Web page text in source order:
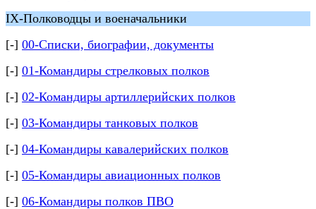
IX-Полководцы и военачальники
[-] 00-Списки, биографии, документы
[-] 01-Командиры стрелковых полков
[-] 02-Командиры артиллерийских полков
[-] 03-Командиры танковых полков
[-] 04-Командиры кавалерийских полков
[-] 05-Командиры авиационных полков
[-] 06-Командиры полков ПВО